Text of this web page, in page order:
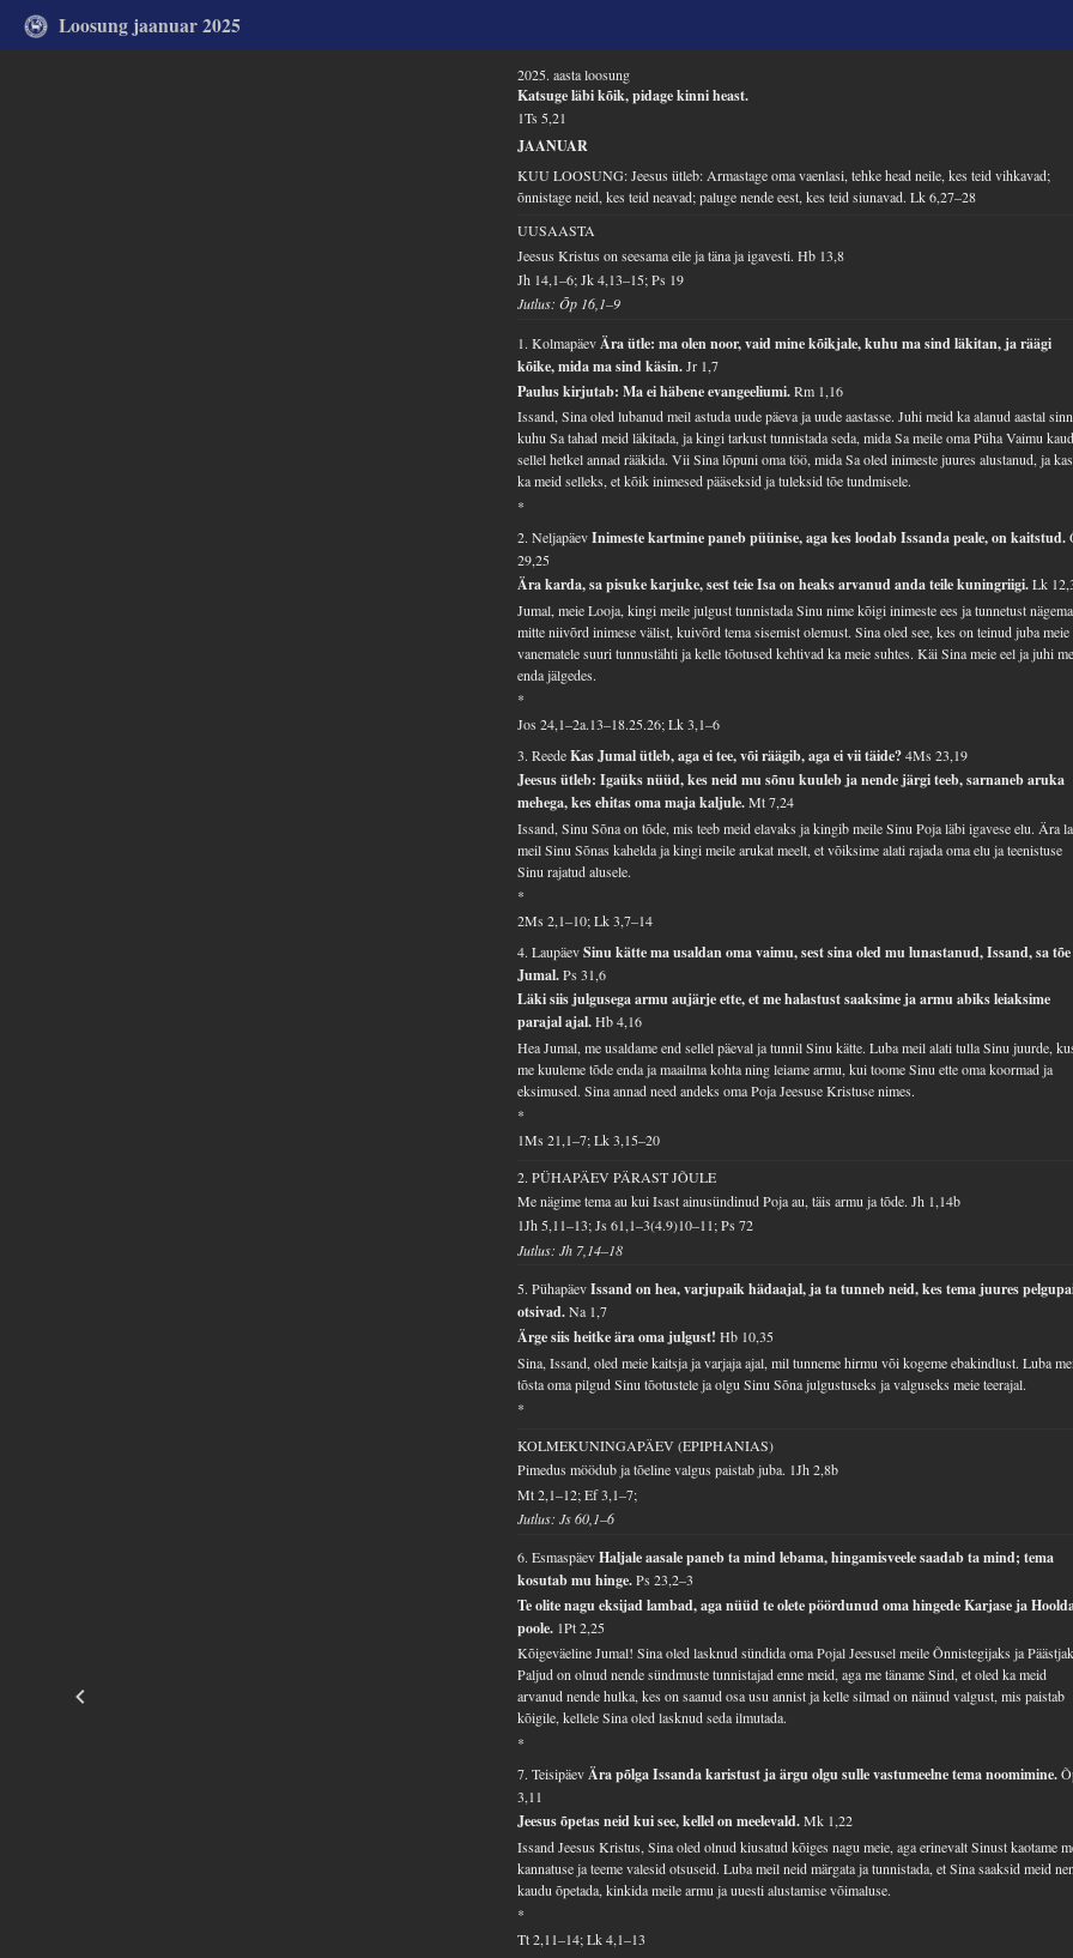
Loosung jaanuar 2025
2025. aasta loosung
Katsuge läbi kõik, pidage kinni heast.
1Ts 5,21
JAANUAR
KUU LOOSUNG: Jeesus ütleb: Armastage oma vaenlasi, tehke head neile, kes teid vihkavad;
õnnistage neid, kes teid neavad; paluge nende eest, kes teid siunavad.Lk 6,27–28
UUSAASTA
Jeesus Kristus on seesama eile ja täna ja igavesti.Hb 13,8
Jh 14,1–6; Jk 4,13–15; Ps 19
Jutlus: Õp 16,1–9
1. KolmapäevÄra ütle: ma olen noor, vaid mine kõikjale, kuhu ma sind läkitan, ja räägi
kõike, mida ma sind käsin.Jr 1,7
Paulus kirjutab: Ma ei häbene evangeeliumi.Rm 1,16
Issand, Sina oled lubanud meil astuda uude päeva ja uude aastasse. Juhi meid ka alanud aastal
kuhu Sa tahad meid läkitada, ja kingi tarkust tunnistada seda, mida Sa meile oma Püha Vaimu
sellel hetkel annad rääkida. Vii Sina lõpuni oma töö, mida Sa oled inimeste juures alustanud, ja
ka meid selleks, et kõik inimesed pääseksid ja tuleksid tõe tundmisele.
*
2. NeljapäevInimeste kartmine paneb püünise, aga kes loodab Issanda peale, on kaitstud.
29,25
Ära karda, sa pisuke karjuke, sest teie Isa on heaks arvanud anda teile kuningriigi.Lk
Jumal, meie Looja, kingi meile julgust tunnistada Sinu nime kõigi inimeste ees ja tunnetust
mitte niivõrd inimese välist, kuivõrd tema sisemist olemust. Sina oled see, kes on teinud juba meie
vanematele suuri tunnustähti ja kelle tõotused kehtivad ka meie suhtes. Käi Sina meie eel ja juhi
enda jälgedes.
*
Jos 24,1–2a.13–18.25.26; Lk 3,1–6
3. ReedeKas Jumal ütleb, aga ei tee, või räägib, aga ei vii täide?4Ms 23,19
Jeesus ütleb: Igaüks nüüd, kes neid mu sõnu kuuleb ja nende järgi teeb, sarnaneb aruka
mehega, kes ehitas oma maja kaljule.Mt 7,24
Issand, Sinu Sõna on tõde, mis teeb meid elavaks ja kingib meile Sinu Poja läbi igavese elu. Ära
meil Sinu Sõnas kahelda ja kingi meile arukat meelt, et võiksime alati rajada oma elu ja teenistuse
Sinu rajatud alusele.
*
2Ms 2,1–10; Lk 3,7–14
4. LaupäevSinu kätte ma usaldan oma vaimu, sest sina oled mu lunastanud, Issand, sa tõe
Jumal.Ps 31,6
Läki siis julgusega armu aujärje ette, et me halastust saaksime ja armu abiks leiaksime
parajal ajal.Hb 4,16
Hea Jumal, me usaldame end sellel päeval ja tunnil Sinu kätte. Luba meil alati tulla Sinu juurde,
me kuuleme tõde enda ja maailma kohta ning leiame armu, kui toome Sinu ette oma koormad ja
eksimused. Sina annad need andeks oma Poja Jeesuse Kristuse nimes.
*
1Ms 21,1–7; Lk 3,15–20
2. PÜHAPÄEV PÄRAST JÕULE
Me nägime tema au kui Isast ainusündinud Poja au, täis armu ja tõde.Jh 1,14b
1Jh 5,11–13; Js 61,1–3(4.9)10–11; Ps 72
Jutlus: Jh 7,14–18
5. PühapäevIssand on hea, varjupaik hädaajal, ja ta tunneb neid, kes tema juures
otsivad.Na 1,7
Ärge siis heitke ära oma julgust!Hb 10,35
Sina, Issand, oled meie kaitsja ja varjaja ajal, mil tunneme hirmu või kogeme ebakindlust. Luba
tõsta oma pilgud Sinu tõotustele ja olgu Sinu Sõna julgustuseks ja valguseks meie teerajal.
*
KOLMEKUNINGAPÄEV (EPIPHANIAS)
Pimedus möödub ja tõeline valgus paistab juba. 1Jh 2,8b
Mt 2,1–12; Ef 3,1–7;
Jutlus: Js 60,1–6
6. EsmaspäevHaljale aasale paneb ta mind lebama, hingamisveele saadab ta mind; tema
kosutab mu hinge.Ps 23,2–3
Te olite nagu eksijad lambad, aga nüüd te olete pöördunud oma hingede Karjase ja
poole. 1Pt 2,25
Kõigeväeline Jumal! Sina oled lasknud sündida oma Pojal Jeesusel meile Õnnistegijaks ja
Paljud on olnud nende sündmuste tunnistajad enne meid, aga me täname Sind, et oled ka meid
arvanud nende hulka, kes on saanud osa usu annist ja kelle silmad on näinud valgust, mis paistab
kõigile, kellele Sina oled lasknud seda ilmutada.
*
7. TeisipäevÄra põlga Issanda karistust ja ärgu olgu sulle vastumeelne tema noomimine.
3,11
Jeesus õpetas neid kui see, kellel on meelevald.Mk 1,22
Issand Jeesus Kristus, Sina oled olnud kiusatud kõiges nagu meie, aga erinevalt Sinust kaotame
kannatuse ja teeme valesid otsuseid. Luba meil neid märgata ja tunnistada, et Sina saaksid meid
kaudu õpetada, kinkida meile armu ja uuesti alustamise võimaluse.
*
Tt 2,11–14; Lk 4,1–13